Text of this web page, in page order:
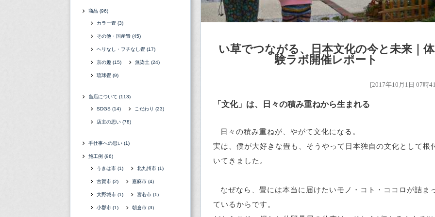
い草でつながる、日本文化の今と未来｜体
験ラボ開催レポート
[2017年10月1日 07時
「文化」は、日々の積み重ねから生まれる
日々の積み重ねが、やがて文化になる。
実は、僕が大好きな畳も、そうやって日本独自の文化として根
いてきました。
なぜなら、畳には本当に届けたいモノ・コト・ココロ が詰ま
ているからです。
商品(96)
カラー畳(3)
その他・国産畳(45)
ヘリなし・フチなし畳(17)
京の趣(15) 無染土(24)
琉球畳(9)
当店について(113)
SDGS(14) こだわり(23)
店主の思い(78)
手仕事への思い(1)
施工例(96)
うきは市(1) 北九州市(1)
古賀市(2) 嘉麻市(4)
大野城市(1) 宮若市(1)
小郡市(1) 朝倉市(3)